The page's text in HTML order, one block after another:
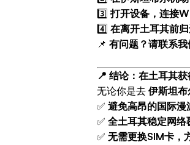
3️⃣打开设备，连接
4️⃣ 在离开土耳其前
📌 有问题？请联系我
📍 结论：在土耳其
无论你是去 伊斯坦
✅ 避免高昂的国际漫
✅ 全土耳其稳定网络
✅ 无需更换SIM卡，